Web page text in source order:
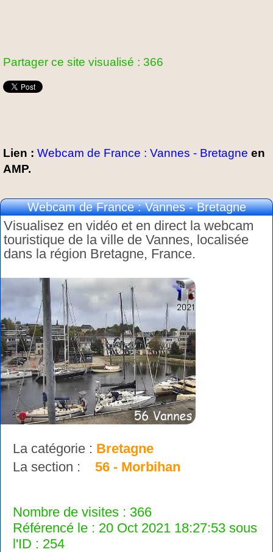
Partager ce site visualisé : 366
Lien : Webcam de France : Vannes - Bretagne en
AMP.
Webcam de France : Vannes - Bretagne
Visualisez en vidéo et en direct la webcam
touristique de la ville de Vannes, localisée
dans la région Bretagne, France.
La catégorie : Bretagne
La section : 56 - Morbihan
Nombre de visites : 366
Référencé le : 20 Oct 2021 18:27:53 sous
l'ID : 254